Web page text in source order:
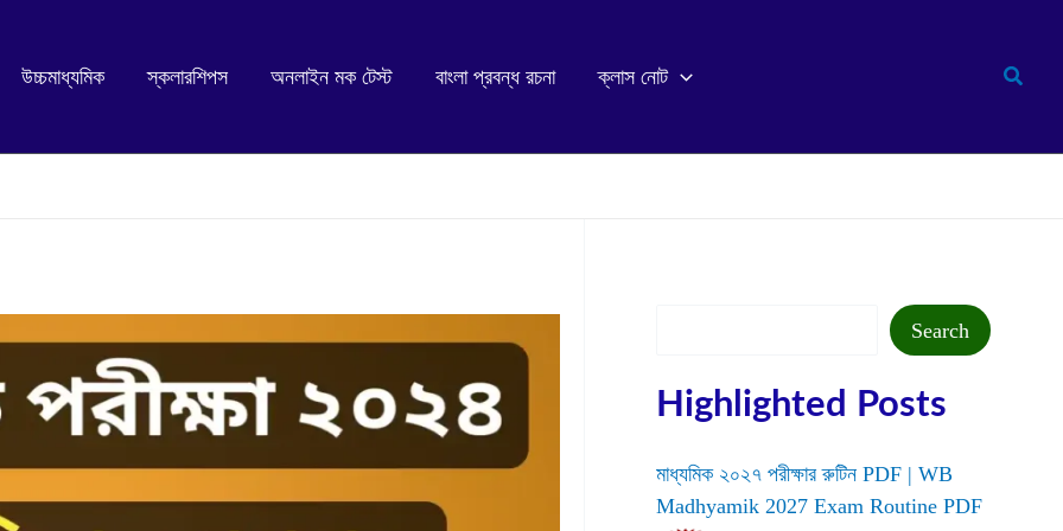
উচ্চমাধ্যমিক স্কলারশিপস অনলাইন মক টেস্ট বাংলা প্রবন্ধ রচনা ক্লাস নোট Search
Search
Highlighted Posts
মাধ্যমিক ২০২৭ পরীক্ষার রুটিন PDF | WB
Madhyamik 2027 Exam Routine PDF